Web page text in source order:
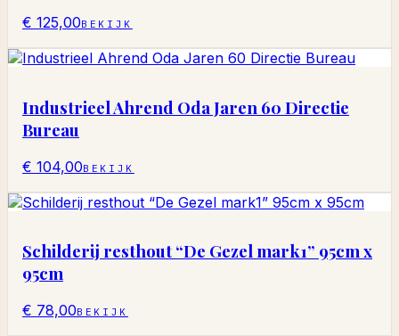
€ 125,00BEKIJK
Industrieel Ahrend Oda Jaren 60 Directie
Bureau
€ 104,00BEKIJK
Schilderij resthout “De Gezel mark1” 95cm x
95cm
€ 78,00BEKIJK